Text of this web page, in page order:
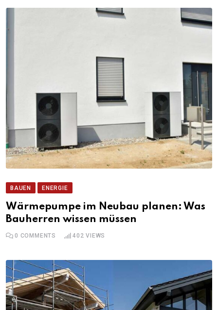
BAUEN ENERGIE
Wärmepumpe im Neubau planen: Was
Bauherren wissen müssen
0 COMMENTS 402 VIEWS